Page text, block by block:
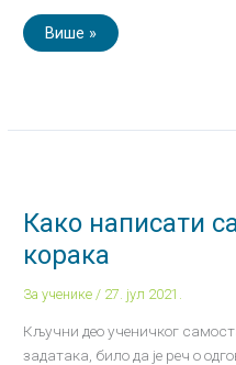
Више »
Како написати
корака
За ученике / 27. јул 2021.
Кључни део ученичког
задатака, било да је реч о
и
есеј
пет
корака